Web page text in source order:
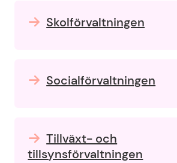
Skolförvaltningen
Socialförvaltningen
Tillväxt- och
tillsynsförvaltningen